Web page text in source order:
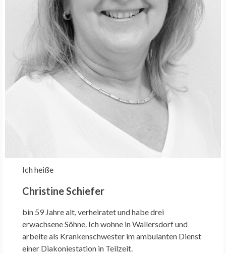
Ich heiße
Christine Schiefer
bin 59 Jahre alt, verheiratet und habe drei
erwachsene Söhne. Ich wohne in Wallersdorf und
arbeite als Krankenschwester im ambulanten Dienst
einer Diakoniestation in Teilzeit.